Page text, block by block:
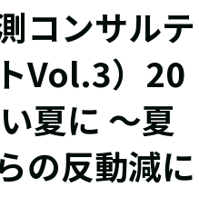
コンサルテ
Vol.3）20
夏に 〜夏
の反動減に